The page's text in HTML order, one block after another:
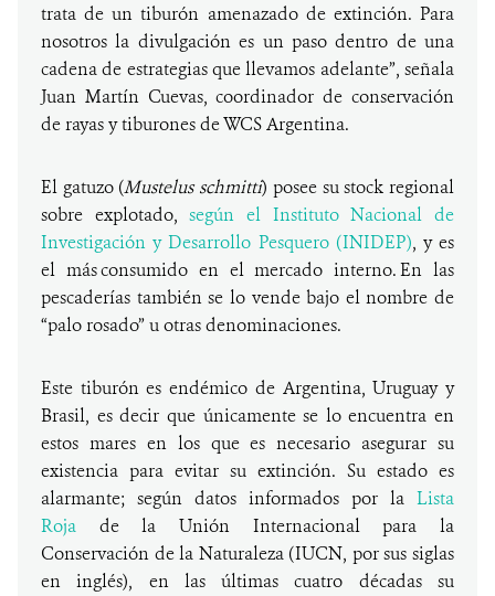
trata de un tiburón amenazado de extinción. Para
nosotros la divulgación es un paso dentro de una
cadena de estrategias que llevamos adelante”, señala
Juan Martín Cuevas, coordinador de conservación
de rayas y tiburones de WCS Argentina.
El gatuzo (Mustelus schmitti) posee su stock regional
sobre explotado,según el Instituto Nacional de
Investigación y Desarrollo Pesquero (INIDEP), y es
el más consumido en el mercado interno. En las
pescaderías también se lo vende bajo el nombre de
“palo rosado” u otras denominaciones.
Este tiburón es endémico de Argentina, Uruguay y
Brasil, es decir que únicamente se lo encuentra en
estos mares en los que es necesario asegurar su
existencia para evitar su extinción. Su estado es
alarmante; según datos informados por la Lista
Roja de la Unión Internacional para la
Conservación de la Naturaleza (IUCN, por sus siglas
en inglés), en las últimas cuatro décadas su